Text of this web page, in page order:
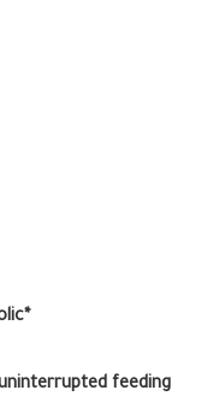
reduce colic*
at night*
feeding